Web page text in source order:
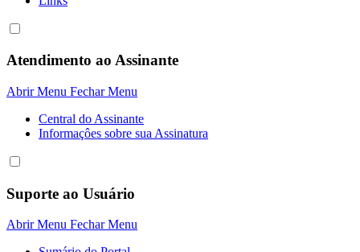
Atendimento ao Assinante
Abrir Menu Fechar Menu
Central do Assinante
Informaçôes sobre sua Assinatura
Suporte ao Usuário
Abrir Menu Fechar Menu